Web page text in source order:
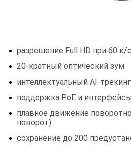
разрешение Full HD при 60 к/с
20-кратный оптический зум
интеллектуальный AI-
поддержка PoE и интерфейсы
плавное движение
поворот)
сохранение до 200